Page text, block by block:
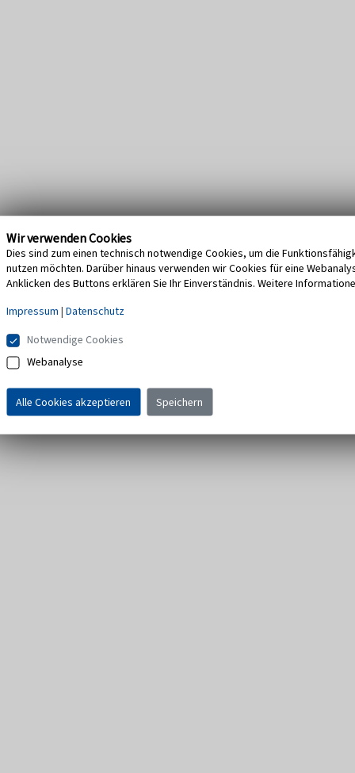
Wir verwenden Cookies
Dies sind zum einen technisch notwendige Cookies, um die
nutzen möchten. Darüber hinaus verwenden wir Cookies für eine
Anklicken des Buttons erklären Sie Ihr Einverständnis. Weitere
Impressum | Datenschutz
Notwendige Cookies
Webanalyse
Alle Cookies akzeptieren Speichern